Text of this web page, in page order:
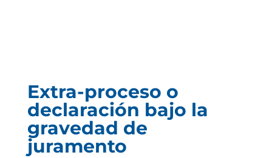
Extra-proceso o
declaración bajo la
gravedad de
juramento